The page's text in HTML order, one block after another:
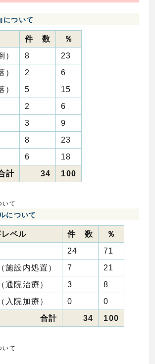
について
件 数
％
）
8
23
）
2
6
）
5
15
2
6
3
9
8
23
6
18
計
34 100
について
ベル 件 数
％
24
71
施設内処置）
7
21
通院治療）
3
8
入院加療）
0
0
合計
34 100